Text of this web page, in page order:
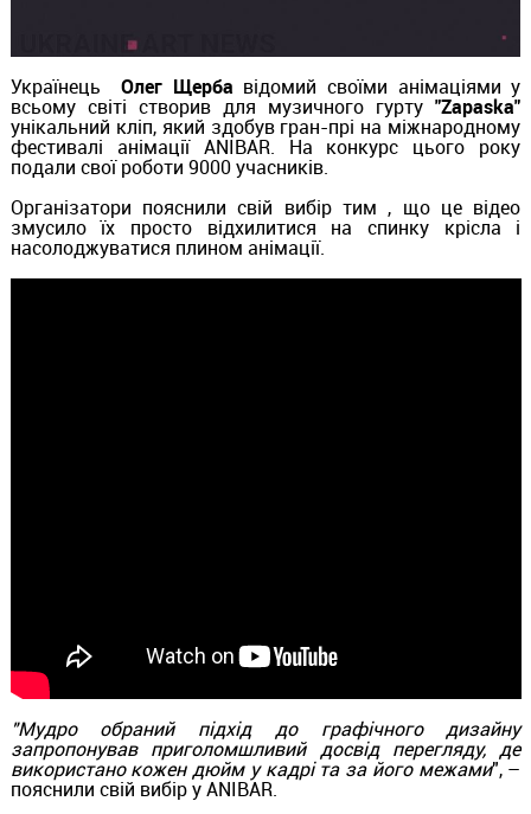
УкраїнецьОлег Щерба відомий своїми анімаціями у
всьому світі створив для музичного гурту"Zapaska"
унікальний кліп, який здобув гран-прі на міжнародному
фестивалі анімації ANIBAR. На конкурс цього року
подали свої роботи 9000 учасників.
Організатори пояснили свій вибір тим , що це відео
змусило їх просто відхилитися на спинку крісла і
насолоджуватися плином анімації.
"Мудро обраний підхід до графічного дизайну
запропонував приголомшливий досвід перегляду, де
використано кожен дюйм у кадрі та за його межами", –
пояснили свій вибір у ANIBAR.